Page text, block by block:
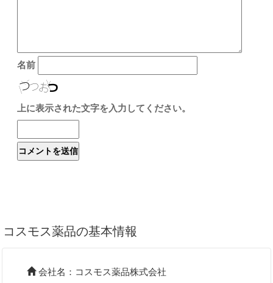
名前
上に表示された文字を入力してください。
コスモス薬品の基本情報
会社名：コスモス薬品株式会社